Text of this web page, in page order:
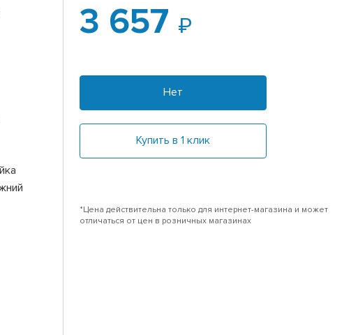
3 657
Нет
Купить в 1 клик
*Цена действительна только для интернет-магазина и может
отличаться от цен в розничных магазинах